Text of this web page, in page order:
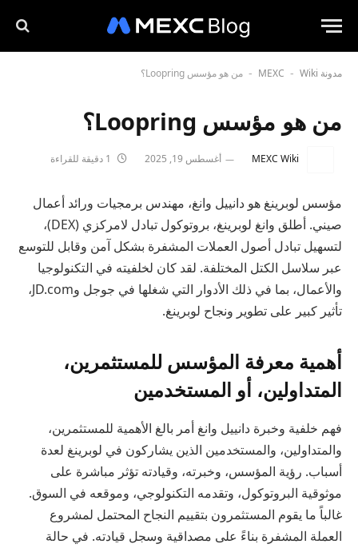
مدونة MEXC - Wiki
- من هو مؤسس Loopring؟
من هو مؤسس Loopring؟
MEXC Wiki أغسطس 19, 2025
مؤسس لوبرينغ هو دانييل وانغ، مهندس برمجيات ورائد أعمال
صيني. أطلق وانغ لوبرينغ، بروتوكول تبادل لامركزي (DEX)،
لتسهيل تبادل أصول العملات المشفرة بشكل آمن وقابل للتوسع
عبر سلاسل الكتل المختلفة. لقد كان لخلفيته في التكنولوجيا
والأعمال، بما في ذلك الأدوار التي شغلها في جوجل وJD.com،
تأثير كبير على تطوير ونجاح لوبرينغ.
أهمية معرفة المؤسس للمستثمرين،
المتداولين، أو المستخدمين
فهم خلفية وخبرة دانييل وانغ أمر بالغ الأهمية للمستثمرين،
والمتداولين، والمستخدمين الذين يشاركون في لوبرينغ لعدة
أسباب. رؤية المؤسس، وخبرته، وقيادته تؤثر مباشرة على
موثوقية البروتوكول، وتقدمه التكنولوجي، وموقعه في السوق.
غالباً ما يقوم المستثمرون بتقييم النجاح المحتمل لمشروع
العملة المشفرة بناءً على مصداقية وسجل قيادته. في حالة